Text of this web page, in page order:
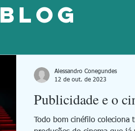
BLOG
Publicidade e o
Todo bom cinéfilo coleciona títulos e mais títulos das
Alessandro Conegundes
12 de out. de 2023